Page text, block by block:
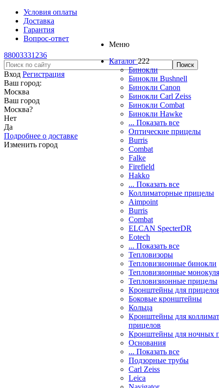
Условия оплаты
Доставка
Гарантия
Вопрос-ответ
88003331236
Вход Регистрация
Ваш город:
Москва
Ваш город
Москва?
Нет
Да
Подробнее о доставке
Изменить город
Меню
Каталог 222
Бинокли
Бинокли Bushnell
Бинокли Canon
Бинокли Carl Zeiss
Бинокли Combat
Бинокли Hawke
... Показать все
Оптические прицелы
Burris
Combat
Falke
Firefield
Hakko
... Показать все
Коллиматорные прицелы
Aimpoint
Burris
Combat
ELCAN SpecterDR
Eotech
... Показать все
Тепловизоры
Тепловизионные бинокли
Тепловизионные
Тепловизионные прицелы
Кронштейны для
Боковые кронштейны
Кольца
Кронштейны для
прицелов
Кронштейны для ночных
Основания
... Показать все
Подзорные трубы
Carl Zeiss
Leica